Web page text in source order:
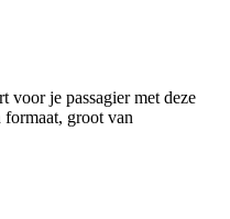
voor je passagier met deze
formaat, groot van